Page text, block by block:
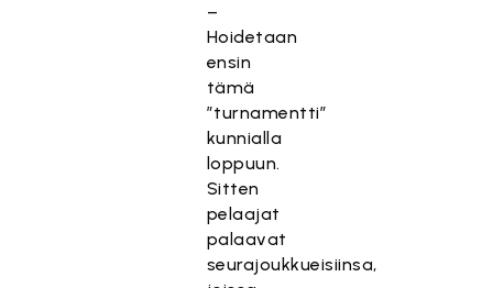
–
Hoidetaan
ensin
tämä
”turnamentti”
kunnialla
loppuun.
Sitten
pelaajat
palaavat
seurajoukkueisiinsa,